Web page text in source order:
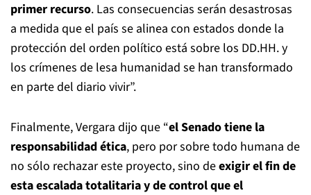
primer recurso. Las consecuencias serán desastrosas
a medida que el país se alinea con estados donde la
protección del orden político está sobre los DD.HH. y
los crímenes de lesa humanidad se han transformado
en parte del diario vivir”.
Finalmente, Vergara dijo que “el Senado tiene la
responsabilidad ética, pero por sobre todo humana de
no sólo rechazar este proyecto, sino deexigir el fin de
esta escalada totalitaria y de control que el